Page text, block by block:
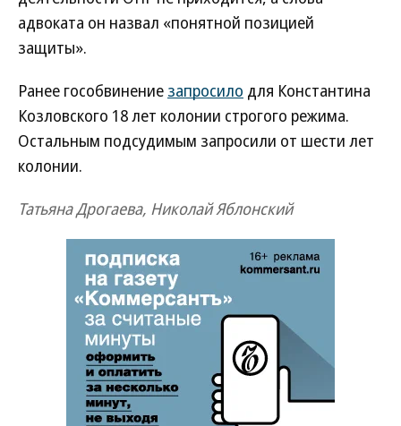
адвоката он назвал «понятной позицией
защиты».
Ранее гособвинение запросило для Константина
Козловского 18 лет колонии строгого режима.
Остальным подсудимым запросили от шести лет
колонии.
Татьяна Дрогаева, Николай Яблонский